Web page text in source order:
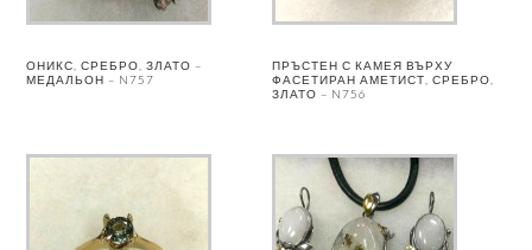
ОНИКС, СРЕБРО, ЗЛАТО –
МЕДАЛЬОН – N757
ПРЪСТЕН С КАМЕЯ ВЪРХУ
ФАСЕТИРАН АМЕТИСТ, СРЕБРО,
ЗЛАТО – N756